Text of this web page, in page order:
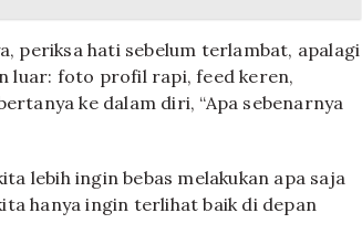
periksa hati sebelum terlambat, apalagi
luar: foto profil rapi, feed keren,
ke dalam diri, “Apa sebenarnya
lebih ingin bebas melakukan apa saja
hanya ingin terlihat baik di depan